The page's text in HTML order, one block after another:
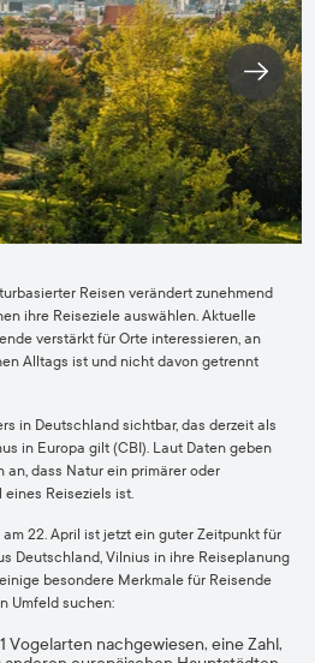
Reisen verändert zunehmend
ihre Reiseziele auswählen. Aktuelle
verstärkt für Orte interessieren, an
Alltags ist und nicht davon getrennt
in Deutschland sichtbar, das derzeit als
in Europa gilt (CBI). Laut Daten geben
an, dass Natur ein primärer oder
Reiseziels ist.
22. April ist jetzt ein guter Zeitpunkt für
Deutschland, Vilnius in ihre Reiseplanung
besondere Merkmale für Reisende
Umfeld suchen:
Vogelarten nachgewiesen, eine Zahl,